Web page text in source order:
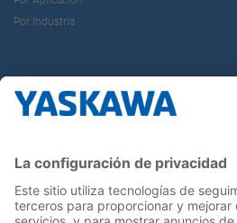
Por Industria
Contacto